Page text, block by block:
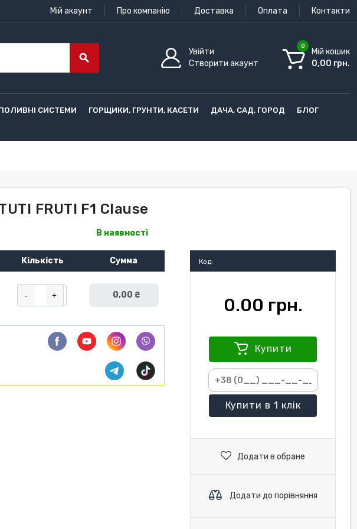
Мій акаунт Про компанію Доставка Оплата Контакти
search
Увійти
Створити акаунт
0
Мій кошик
0,00 грн.
СИСТЕМИ ГОРЩИКИ, ГРУНТИ, КАСЕТИ ДАЧА, САД, ГОРОД БЛОГ
FRUTI F1 Clause
В наявності
Кількість Сумма
+ 0,00 ₴
Код:
0.00 грн.
Купити
Купити в 1 клік
Додати в обране
Додати до порівняння